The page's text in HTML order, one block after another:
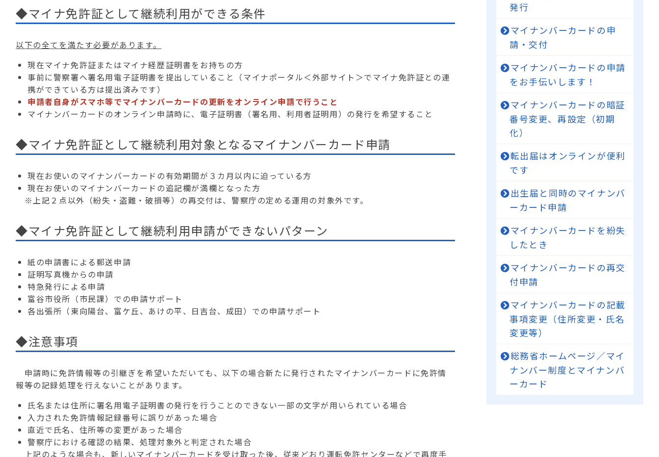
◆マイナ免許証として継続利用ができる条件
以下の全てを満たす必要があります。
現在マイナ免許証またはマイナ経歴証明書をお持ちの方
事前に警察署へ署名用電子証明書を提出していること（マイナポータル＜外部サイト＞でマイナ免許証との連
携ができている方は提出済みです）
申請者自身がスマホ等でマイナンバーカードの更新をオンライン申請で行うこと
マイナンバーカードのオンライン申請時に、電子証明書（署名用、利用者証明用）の発行を希望すること
◆マイナ免許証として継続利用対象となるマイナンバーカード申請
現在お使いのマイナンバーカードの有効期間が３カ月以内に迫っている方
現在お使いのマイナンバーカードの追記欄が満欄となった方
※上記２点以外（紛失・盗難・破損等）の再交付は、警察庁の定める運用の対象外です。
◆マイナ免許証として継続利用申請ができないパターン
紙の申請書による郵送申請
証明写真機からの申請
特急発行による申請
富谷市役所（市民課）での申請サポート
各出張所（東向陽台、富ケ丘、あけの平、日吉台、成田）での申請サポート
◆注意事項
申請時に免許情報等の引継ぎを希望いただいても、以下の場合新たに発行されたマイナンバーカードに免許情
報等の記録処理を行えないことがあります。
氏名または住所に署名用電子証明書の発行を行うことのできない一部の文字が用いられている場合
入力された免許情報記録番号に誤りがあった場合
直近で氏名、住所等の変更があった場合
警察庁における確認の結果、処理対象外と判定された場合
上記のような場合も、新しいマイナンバーカードを受け取った後、従来どおり運転免許センターなどで再度手
発行
マイナンバーカードの申
請・交付
マイナンバーカードの申請
をお手伝いします！
マイナンバーカードの暗証
番号変更、再設定（初期
化）
転出届はオンラインが便利
です
出生届と同時のマイナンバ
ーカード申請
マイナンバーカードを紛失
したとき
マイナンバーカードの再交
付申請
マイナンバーカードの記載
事項変更（住所変更・氏名
変更等）
総務省ホームページ／マイ
ナンバー制度とマイナンバ
ーカード